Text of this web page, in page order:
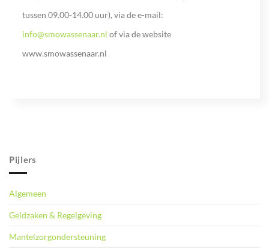
Pijlers
Algemeen
Geldzaken & Regelgeving
Mantelzorgondersteuning
tussen 09.00-14.00 uur), via de e-mail:
info@smowassenaar.nl of via de website
www.smowassenaar.nl